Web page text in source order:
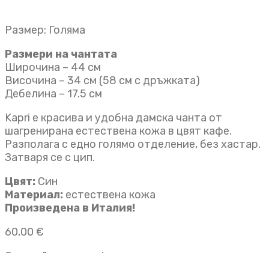
Размер: Голяма
Размери на чантата
Широчина – 44 см
Височина – 34 см (58 см с дръжката)
Дебелина – 17.5 см
Kapri е красива и удобна дамска чанта от
шагренирана естествена кожа в цвят кафе.
Разполага с едно голямо отделение, без хастар.
Затваря се с цип.
Цвят: Син
Материал: естествена кожа
Произведена в Италия!
60,00 €